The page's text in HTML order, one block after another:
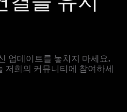
업데이트를 놓치지 마세요.
저희의 커뮤니티에 참여하세